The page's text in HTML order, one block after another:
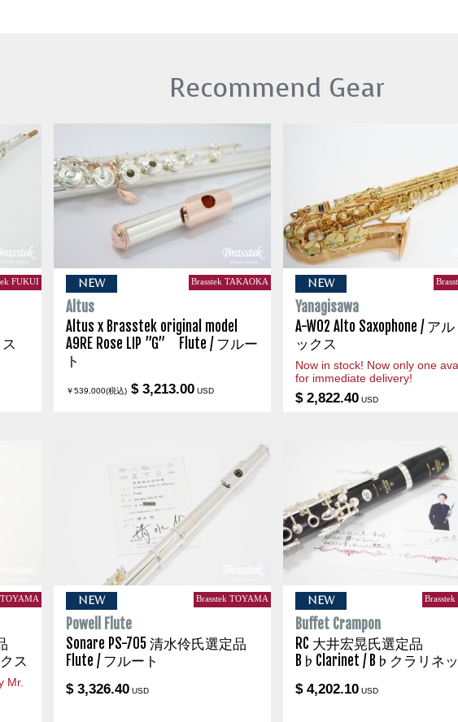
Recommend Gear
FUKUI NEW Brasstek TAKAOKA
Altus
Altus x Brasstek original model
A9RE Rose LIP ”G” Flute / フルー
ト
￥539,000(税込) $ 3,213.00 USD
NEW
Yanagisawa
A-WO2 Alto Saxophone / ア
ックス
Now in stock! Now only one
for immediate delivery!
$ 2,822.40USD
TOYAMA
ス
Mr.
NEW Brasstek TOYAMA
Powell Flute
Sonare PS-705 清水伶氏選定品
Flute / フルート
$ 3,326.40 USD
NEW
Buffet Crampon
RC 大井宏晃氏選定品
B♭Clarinet / B♭クラリネ
$ 4,202.10USD